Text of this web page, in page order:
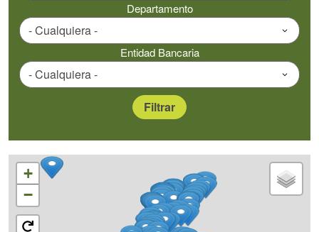
Departamento
Entidad Bancaria
+
−